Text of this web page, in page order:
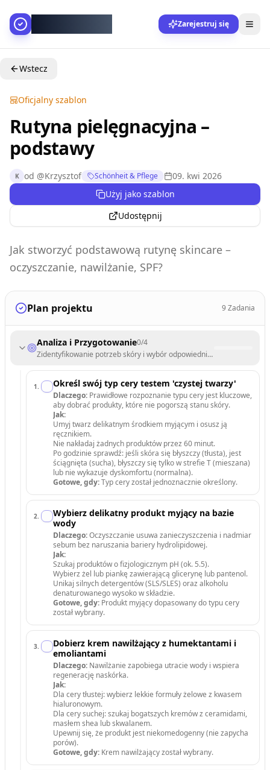
Zarejestruj się
Wstecz
Oficjalny szablon
Rutyna pielęgnacyjna –
podstawy
K od @Krzysztof Schönheit & Pflege
09. kwi 2026
Użyj jako szablon
Udostępnij
Jak stworzyć podstawową rutynę skincare –
oczyszczanie, nawilżanie, SPF?
Plan projektu 9Zadania
Analiza i Przygotowanie0/4
Zidentyfikowanie potrzeb skóry i wybór odpowiednich składników
1 . Określ swój typ cery testem 'czystej twarzy'
Dlaczego: Prawidłowe rozpoznanie typu cery jest kluczowe,
aby dobrać produkty, które nie pogorszą stanu skóry.
Jak:
Umyj twarz delikatnym środkiem myjącym i osusz ją
ręcznikiem.
Nie nakładaj żadnych produktów przez 60 minut.
Po godzinie sprawdź: jeśli skóra się błyszczy (tłusta), jest
ściągnięta (sucha), błyszczy się tylko w strefie T (mieszana)
lub nie wykazuje dyskomfortu (normalna).
Gotowe, gdy:Typ cery został jednoznacznie określony.
2.
Wybierz delikatny produkt myjący na bazie
wody
Dlaczego:Oczyszczanie usuwa zanieczyszczenia i nadmiar
sebum bez naruszania bariery hydrolipidowej.
Jak:
Szukaj produktów o fizjologicznym pH (ok. 5.5).
Wybierz żel lub piankę zawierającą glicerynę lub pantenol.
Unikaj silnych detergentów (SLS/SLES) oraz alkoholu
denaturowanego wysoko w składzie.
Gotowe, gdy: Produkt myjący dopasowany do typu cery
został wybrany.
3.
Dobierz krem nawilżający z humektantami i
emoliantami
Dlaczego: Nawilżanie zapobiega utracie wody i wspiera
regenerację naskórka.
Jak:
Dla cery tłustej: wybierz lekkie formuły żelowe z kwasem
hialuronowym.
Dla cery suchej: szukaj bogatszych kremów z ceramidami,
masłem shea lub skwalanem.
Upewnij się, że produkt jest niekomedogenny (nie zapycha
porów).
Gotowe, gdy: Krem nawilżający został wybrany.